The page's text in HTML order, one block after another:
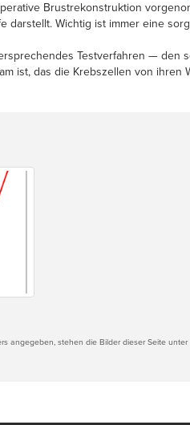
Brustrekonstruktion
darstellt. Wichtig ist immer eine
Testverfahren — den
ist, das die Krebszellen von ihren
angegeben, stehen die Bilder dieser Seite